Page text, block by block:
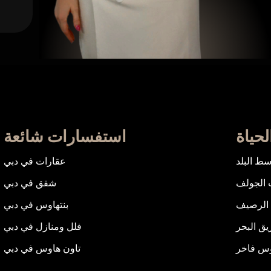
استفسارات شائعة
عقارات في دبي
شقق في دبي
بنتهاوس في دبي
فلل ومنازل في دبي
تاون هاوس في دبي
البلد
الجولف
البحر
فاخر